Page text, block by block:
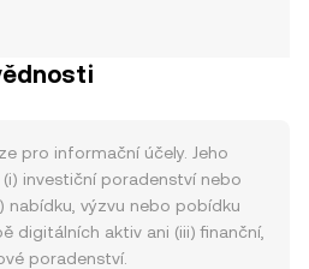
pro informační účely. Jeho
investiční poradenství nebo
nabídku, výzvu nebo pobídku
digitálních aktiv ani (iii) finanční,
poradenství.